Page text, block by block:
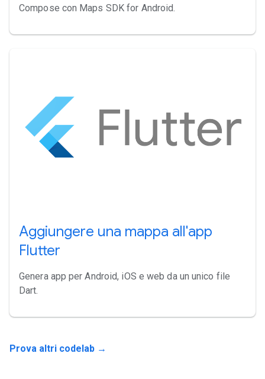
Compose con Maps SDK for Android.
Aggiungere una mappa all'app
Flutter
Genera app per Android, iOS e web da un unico file
Dart.
Prova altri codelab →